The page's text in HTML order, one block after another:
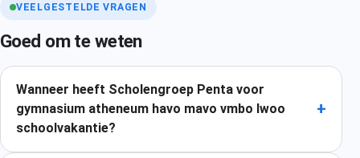
VEELGESTELDE VRAGEN
Goed om te weten
Wanneer heeft Scholengroep Penta voor
gymnasium atheneum havo mavo vmbo lwoo
schoolvakantie?
+